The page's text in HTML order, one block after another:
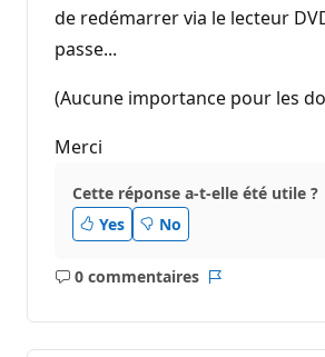
de redémarrer via le lecteur
passe...
(Aucune importance pour les
Merci
Cette réponse a-t-elle été utile ?
Yes
No
0 commentaires
Aucun